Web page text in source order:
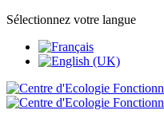
Sélectionnez votre langue